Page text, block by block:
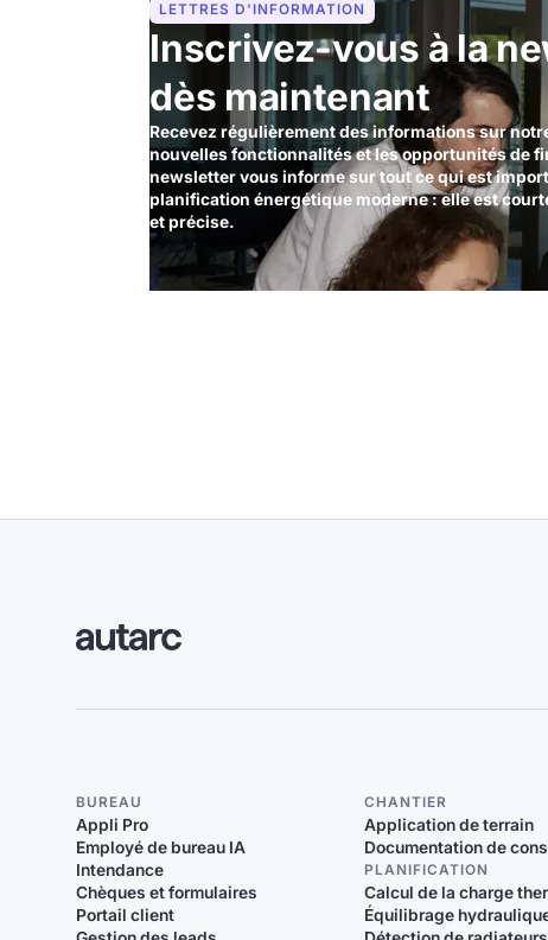
LETTRES D'INFORMATION
Inscrivez-vous à la
dès maintenant
Recevez régulièrement des informations sur
nouvelles fonctionnalités et les opportunités de
newsletter vous informe sur tout ce qui est
planification énergétique moderne : elle est
et précise.
BUREAU
Appli Pro
Employé de bureau IA
Intendance
Chèques et formulaires
Portail client
CHANTIER
Application de terrain
Documentation de
PLANIFICATION
Calcul de la charge
Équilibrage